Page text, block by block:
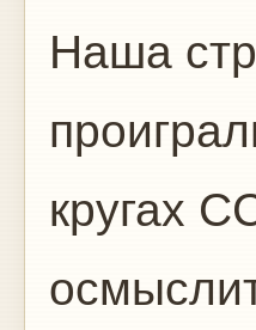
Наша
кругах